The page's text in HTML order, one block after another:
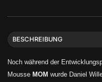
BESCHREIBUNG
Noch während der
Mousse MOM wurde Daniel